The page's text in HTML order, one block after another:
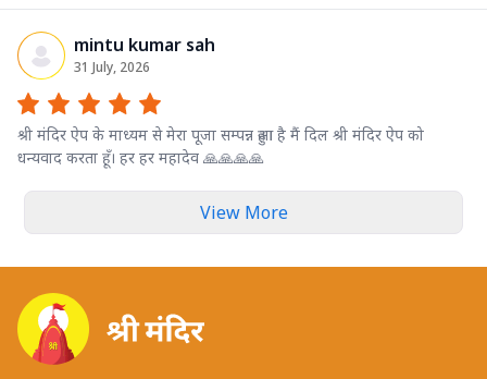
mintu kumar sah
31 July, 2026
श्री मंदिर ऐप के माध्यम से मेरा पूजा सम्पन्न हुआ है मैं दिल श्री मंदिर ऐप को
धन्यवाद करता हूँ। हर हर महादेव 🙏🙏🙏🙏
View More